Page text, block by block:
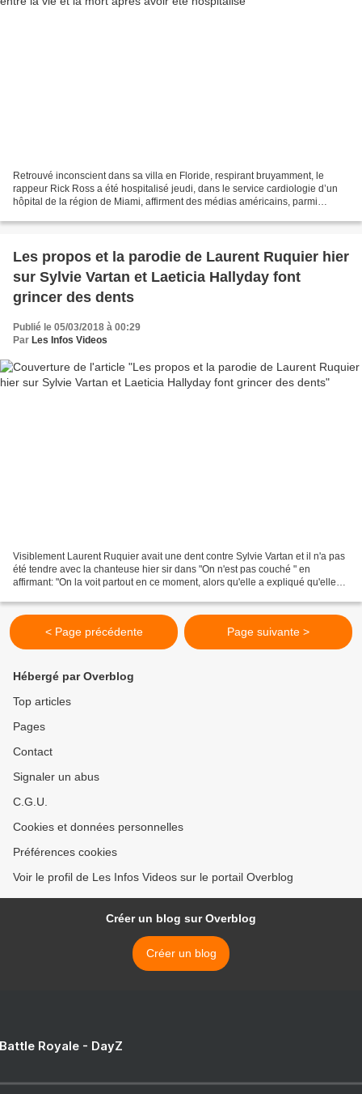
Retrouvé inconscient dans sa villa en Floride, respirant bruyamment, le
rappeur Rick Ross a été hospitalisé jeudi, dans le service cardiologie d’un
hôpital de la région de Miami, affirment des médias américains, parmi
Les propos et la parodie de Laurent Ruquier hier
sur Sylvie Vartan et Laeticia Hallyday font
grincer des dents
Publié le 05/03/2018 à 00:29
Par Les Infos Videos
Visiblement Laurent Ruquier avait une dent contre Sylvie Vartan et il n'a pas
été tendre avec la chanteuse hier sir dans "On n'est pas couché " en
affirmant: "On la voit partout en ce moment, alors qu'elle a expliqué qu'elle
< Page précédente Page suivante >
Hébergé par Overblog
Top articles
Pages
Contact
Signaler un abus
C.G.U.
Cookies et données personnelles
Préférences cookies
Voir le profil de Les Infos Videos sur le portail Overblog
Créer un blog sur Overblog
Créer un blog
Royale - DayZ